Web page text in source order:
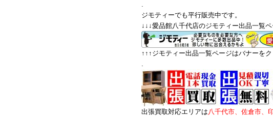
.
ジモティーでも平行販売中です。
↓↓↓愛品館八千代店のジモティー出品一覧
↑↑↑ジモティー出品一覧ページはバナーを
.
出張買取対応エリアは八千代市、佐倉市、